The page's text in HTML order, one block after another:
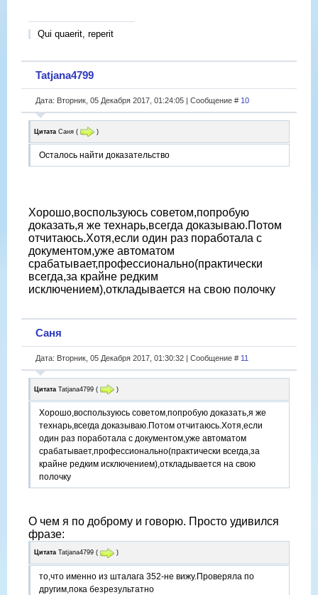
Qui quaerit, reperit
Tatjana4799
Дата: Вторник, 05 Декабря 2017, 01:24:05 | Сообщение # 10
Цитата Саня ( )
Осталось найти доказательство
Хорошо,воспользуюсь советом,попробую
доказать,я же технарь,всегда доказываю.Потом
отчитаюсь.Хотя,если один раз поработала с
документом,уже автоматом
срабатывает,профессионально(практически
всегда,за крайне редким
исключением),откладывается на свою полочку
Саня
Дата: Вторник, 05 Декабря 2017, 01:30:32 | Сообщение # 11
Цитата Tatjana4799 ( )
Хорошо,воспользуюсь советом,попробую доказать,я же
технарь,всегда доказываю.Потом отчитаюсь.Хотя,если
один раз поработала с документом,уже автоматом
срабатывает,профессионально(практически всегда,за
крайне редким исключением),откладывается на свою
полочку
О чем я по доброму и говорю. Просто удивился
фразе:
Цитата Tatjana4799 ( )
то,что именно из шталага 352-не вижу.Проверяла по
другим,пока безрезультатно